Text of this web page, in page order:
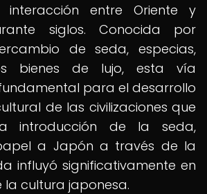
entre Oriente y
siglos. Conocida por
de seda, especias,
bienes de lujo, esta vía
para el desarrollo
de las civilizaciones que
introducción de la seda,
a Japón a través de la
influyó significativamente en
la cultura japonesa.